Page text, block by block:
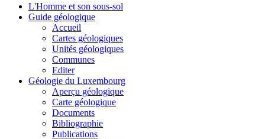
L'Homme et son sous-sol
Guide géologique
Accueil
Cartes géologiques
Unités géologiques
Communes
Editer
Géologie du Luxembourg
Aperçu géologique
Carte géologique
Documents
Bibliographie
Publications